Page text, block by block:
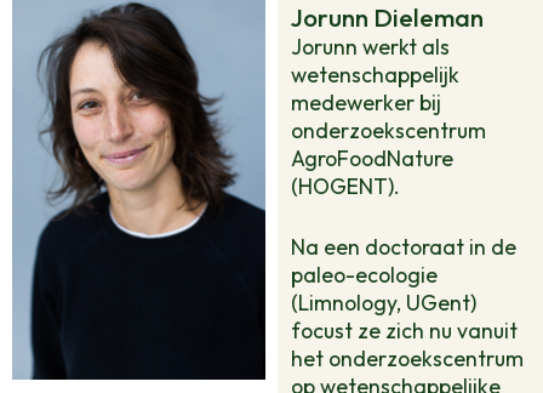
Jorunn Dieleman
Jorunn werkt als
wetenschappelijk
medewerker bij
onderzoekscentrum
AgroFoodNature
(HOGENT).
Na een doctoraat in de
paleo-ecologie
(Limnology, UGent)
focust ze zich nu vanuit
het onderzoekscentrum
op wetenschappelijke